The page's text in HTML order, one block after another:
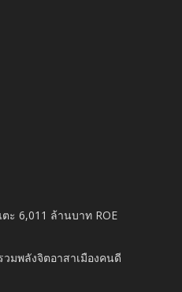
ะ 6,011 ล้านบาท ROE
มพลังจิตอาสาเมืองคนดี